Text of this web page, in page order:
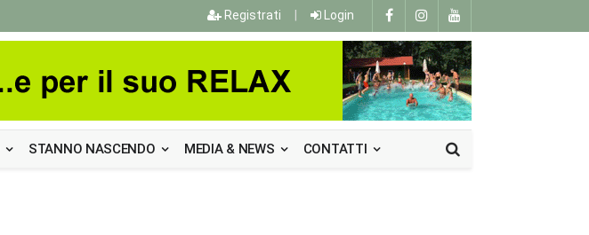
Registrati Login
STANNO NASCENDO MEDIA & NEWS CONTATTI